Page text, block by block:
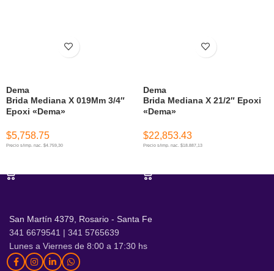
Brida Mediana X 019Mm 3/4″
Epoxi «Dema»
Dema
$5,758.75
Precio s/imp. nac. $4.759,30
Brida Mediana X 21/2″ Epoxi
«Dema»
Dema
$22,853.43
Precio s/imp. nac. $18.887,13
San Martín 4379, Rosario - Santa Fe
341 6679541 | 341 5765639
Lunes a Viernes de 8:00 a 17:30 hs